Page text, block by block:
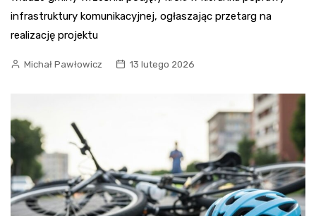
infrastruktury komunikacyjnej, ogłaszając przetarg na
realizację projektu
Michał Pawłowicz 13 lutego 2026